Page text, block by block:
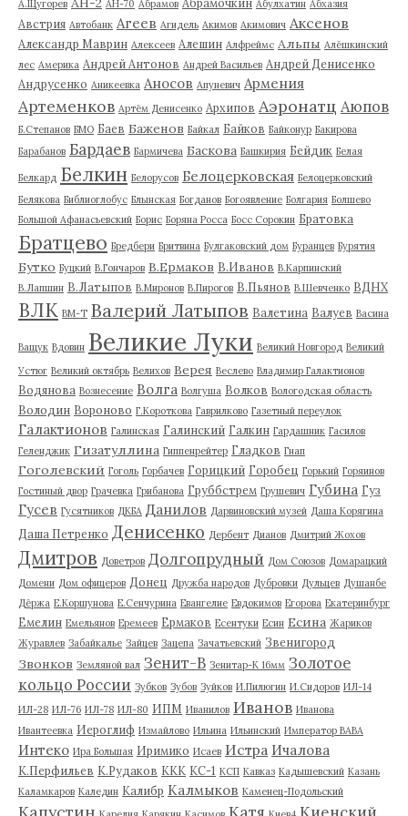
А.Щугорев
АН-70 Абрамов Абулхатин Абхазия
Австрия Автобанк Агеев Агидель Акимов Акимович Аксенов
Александр Маврин Алексеев Алешин Алфреймс Альпы Алёшкинский
лес Америка Андрей Антонов Андрей Васильев Андрей Денисенко
Андрусенко Аникеевка Аносов Апуневич Армения
Артеменков Артём Денисенко Архипов Аэронатц Аюпов
Б.Степанов БМО Баев Баженов Байкал Байков Байконур Бакирова
Барабанов Бардаев Бармичева Баскова Башкирия Бейдик Белая
Белкард Белкин Белорусов Белоцерковская Белоцерковский
Белякова Библиоглобус Блынская Богданов Богоявление Болгария Болшево
Большой Афанасьевский Борис Боряна Росса Босс Сорокин Братовка
Братцево Бредбери Бритвина Булгаковский дом Буранцев Бурятия
Бутко Буцкий В.Гончаров В.Ермаков В.Иванов В.Карпинский
В.Лапшин В.Латыпов В.Миронов В.Пирогов В.Пьянов В.Шевченко ВДНХ
ВЛК ВМ-Т Валерий Латыпов Валетина Валуев Васина
Ващук Вдовин Великие Луки Великий Новгород Великий
Устюг Великий октябрь Велихов Верея Веслево Владимир Галактионов
Водянова Вознесение Волга Волгуша Волков Вологодская область
Володин Вороново Г.Короткова Гаврилково Газетный переулок
Галактионов Галинская Галинский Галкин Гардашник Гасилов
Геленджик Гизатуллина Гиппенрейтер Гладков Гнап
Гоголевский Гоголь Горбачев Горицкий Горобец Горький Горяинов
Гостиный двор Грачевка Грибанова Груббстрем Грушевич Губина Гуз
Гусев Гусятников ДКБА Данилов Дарвиновский музей Даша Корягина
Даша Петренко Денисенко Дербент Дианов Дмитрий Жохов
Дмитров Доветров Долгопрудный Дом Союзов Домарацкий
Домени Дом офицеров Донец Дружба народов Дубровки Дульцев Душанбе
Дёржа Е.Коршунова Е.Сенчурина Евангелие Евдокимов Егорова Екатеринбург
Емелин Емельянов Еремеев Ермаков Есентуки Есин Есина Жариков
Журавлев Забайкалье Зайцев Зацепа Зачатьевский Звенигород
Звонков Земляной вал Зенит-В Зенитар-К 16мм Золотое
кольцо России Зубков Зубов Зуйков И.Пилюгин И.Сидоров ИЛ-14
ИЛ-28 ИЛ-76 ИЛ-78 ИЛ-80 ИПМ Иванилов Иванов Иванова
Ивантеевка Иероглиф Измайлово Ильина Ильинский Император ВАВА
Интеко Ира Большая Иримико Исаев Истра Ичалова
К.Перфильев К.Рудаков ККК КС-1 КСП Кавказ Кадышевский Казань
Каламкаров Каледин Калибр Калмыков Каменец-Подольский
Капустин Катя